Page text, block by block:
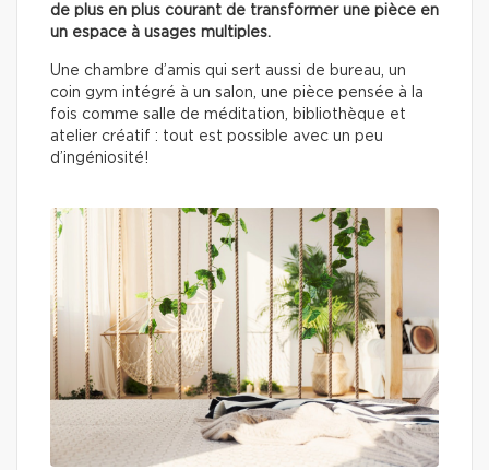
de plus en plus courant de transformer une pièce en
un espace à usages multiples.
Une chambre d’amis qui sert aussi de bureau, un
coin gym intégré à un salon, une pièce pensée à la
fois comme salle de méditation, bibliothèque et
atelier créatif : tout est possible avec un peu
d’ingéniosité!